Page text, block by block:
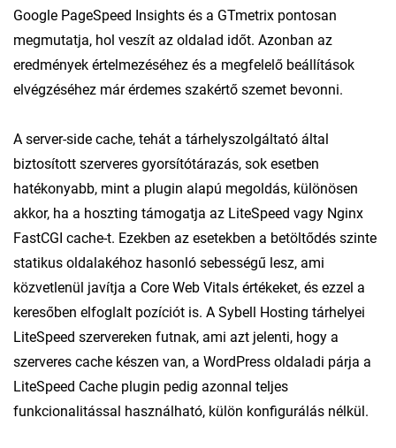
Google PageSpeed Insights és a GTmetrix pontosan
megmutatja, hol veszít az oldalad időt. Azonban az
eredmények értelmezéséhez és a megfelelő beállítások
elvégzéséhez már érdemes szakértő szemet bevonni.
A server-side cache, tehát a tárhelyszolgáltató által
biztosított szerveres gyorsítótárazás, sok esetben
hatékonyabb, mint a plugin alapú megoldás, különösen
akkor, ha a hoszting támogatja az LiteSpeed vagy Nginx
FastCGI cache-t. Ezekben az esetekben a betöltődés szinte
statikus oldalakéhoz hasonló sebességű lesz, ami
közvetlenül javítja a Core Web Vitals értékeket, és ezzel a
keresőben elfoglalt pozíciót is. A Sybell Hosting tárhelyei
LiteSpeed szervereken futnak, ami azt jelenti, hogy a
szerveres cache készen van, a WordPress oldaladi párja a
LiteSpeed Cache plugin pedig azonnal teljes
funkcionalitással használható, külön konfigurálás nélkül.